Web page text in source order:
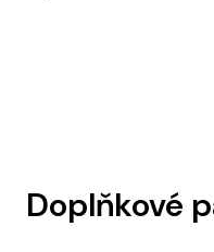
Doplňkové